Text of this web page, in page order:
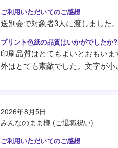
送別会で対象者3人に渡しました。
印刷品質はとてもよいとおもい
外はとても素敵でした。文字が小
2026年8月5日
みんなのまま様 (ご退職祝い)